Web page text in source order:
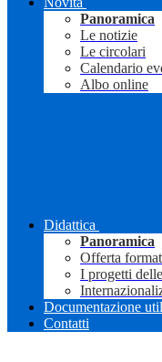
Panoramica
Le notizie
Le circolari
Calendario
Albo online
Didattica
Panoramica
Offerta
I progetti
Documentazione
Contatti